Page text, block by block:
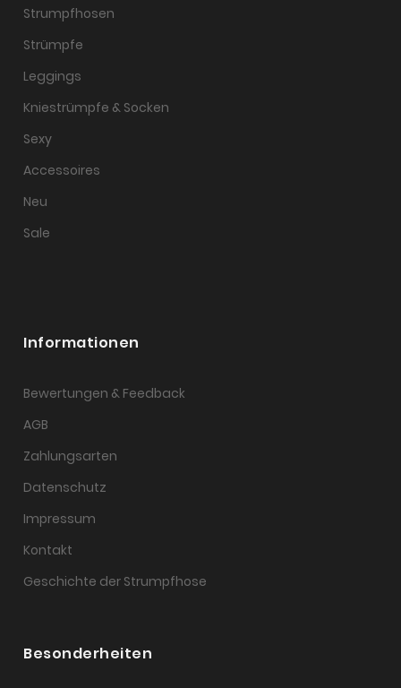
Strumpfhosen
Strümpfe
Leggings
Kniestrümpfe & Socken
Sexy
Accessoires
Neu
Sale
Informationen
Bewertungen & Feedback
AGB
Zahlungsarten
Datenschutz
Impressum
Kontakt
Geschichte der Strumpfhose
Besonderheiten